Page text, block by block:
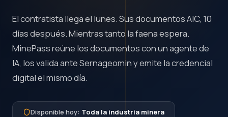
El contratista llega el lunes. Sus documentos AIC, 10
días después. Mientras tanto la faena espera.
MinePass reúne los documentos con un agente de
IA, los valida ante Sernageomin y emite la credencial
digital el mismo día.
Disponible hoy: Toda la industria minera